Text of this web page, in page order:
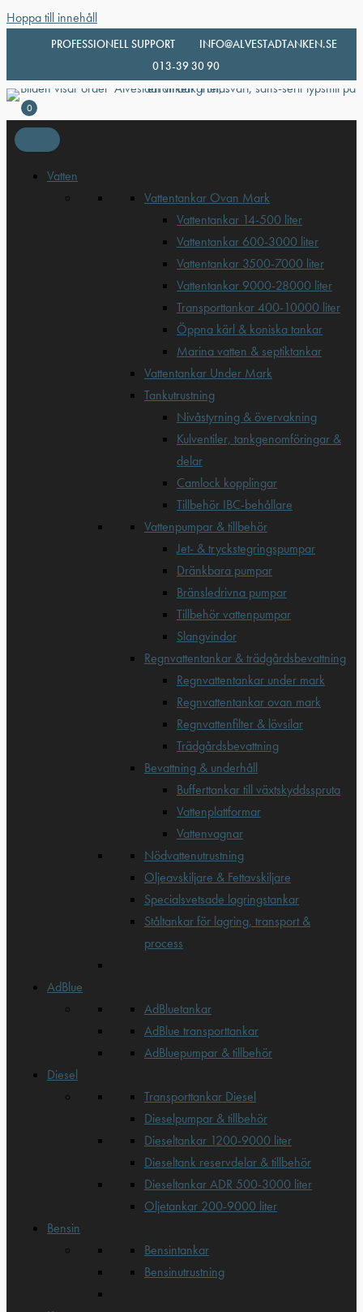
Hoppa till innehåll
PROFESSIONELL SUPPORT
INFO@ALVESTADTANKEN.SE
013-39 30 90
0
Vatten
Vattentankar Ovan Mark
Vattentankar 14-500 liter
Vattentankar 600-3000 liter
Vattentankar 3500-7000 liter
Vattentankar 9000-28000 liter
Transporttankar 400-10000 liter
Öppna kärl & koniska tankar
Marina vatten & septiktankar
Vattentankar Under Mark
Tankutrustning
Nivåstyrning & övervakning
Kulventiler, tankgenomföringar &
delar
Camlock kopplingar
Tillbehör IBC-behållare
Vattenpumpar & tillbehör
Jet- & tryckstegringspumpar
Dränkbara pumpar
Bränsledrivna pumpar
Tillbehör vattenpumpar
Slangvindor
Regnvattentankar & trädgårdsbevattning
Regnvattentankar under mark
Regnvattentankar ovan mark
Regnvattenfilter & lövsilar
Trädgårdsbevattning
Bevattning & underhåll
Bufferttankar till växtskyddsspruta
Vattenplattformar
Vattenvagnar
Nödvattenutrustning
Oljeavskiljare & Fettavskiljare
Specialsvetsade lagringstankar
Ståltankar för lagring, transport &
process
AdBlue
AdBluetankar
AdBlue transporttankar
AdBluepumpar & tillbehör
Diesel
Transporttankar Diesel
Dieselpumpar & tillbehör
Dieseltankar 1200-9000 liter
Dieseltank reservdelar & tillbehör
Dieseltankar ADR 500-3000 liter
Oljetankar 200-9000 liter
Bensin
Bensintankar
Bensinutrustning